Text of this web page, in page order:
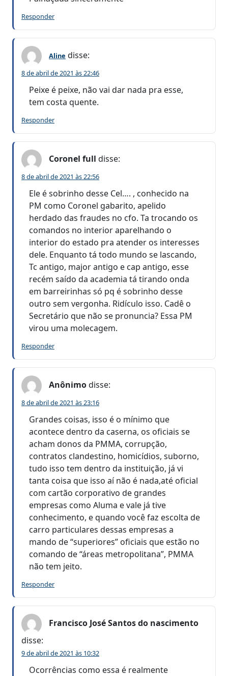
Responder
Aline disse:
8 de abril de 2021 às 22:46
Peixe é peixe, não vai dar nada pra esse,
tem costa quente.
Responder
Coronel full disse:
8 de abril de 2021 às 22:56
Ele é sobrinho desse Cel…. , conhecido na
PM como Coronel gabarito, apelido
herdado das fraudes no cfo. Ta trocando os
comandos no interior aparelhando o
interior do estado pra atender os interesses
dele. Enquanto tá todo mundo se lascando,
Tc antigo, major antigo e cap antigo, esse
recém saído da academia tá tirando onda
em barreirinhas só pq é sobrinho desse
outro sem vergonha. Ridículo isso. Cadê o
Secretário que não se pronuncia? Essa PM
virou uma molecagem.
Responder
Anônimodisse:
8 de abril de 2021 às 23:16
Grandes coisas, isso é o mínimo que
acontece dentro da caserna, os oficiais se
acham donos da PMMA, corrupção,
contratos clandestino, homicídios, suborno,
tudo isso tem dentro da instituição, já vi
tanta coisa que isso aí não é nada,até oficial
com cartão corporativo de grandes
empresas como Aluma e vale já tive
conhecimento, e quando você faz escolta de
carro particulares dessas empresas a
mando de “superiores” oficiais que estão no
comando de “áreas metropolitana”, PMMA
não tem jeito.
Responder
Francisco José Santos do nascimento
disse:
9 de abril de 2021 às 10:32
Ocorrências como essa é realmente